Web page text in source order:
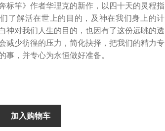
标竿》作者华理克的新作，以四十天的灵程指
了解活在世上的目的，及神在我们身上的计
神对我们人生的目的，也因有了这份远眺的透
减少彷徨的压力，简化抉择，把我们的精力专
事，并专心为永恒做好准备。
加入购物车